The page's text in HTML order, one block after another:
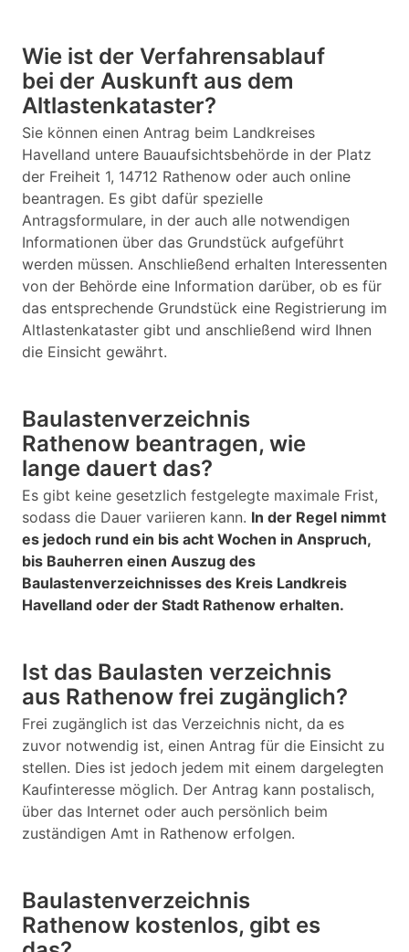
Wie ist der Verfahrensablauf
bei der Auskunft aus dem
Altlastenkataster?
Sie können einen Antrag beim Landkreises
Havelland untere Bauaufsichtsbehörde in der Platz
der Freiheit 1, 14712 Rathenow oder auch online
beantragen. Es gibt dafür spezielle
Antragsformulare, in der auch alle notwendigen
Informationen über das Grundstück aufgeführt
werden müssen. Anschließend erhalten Interessenten
von der Behörde eine Information darüber, ob es für
das entsprechende Grundstück eine Registrierung im
Altlastenkataster gibt und anschließend wird Ihnen
die Einsicht gewährt.
Baulastenverzeichnis
Rathenow beantragen, wie
lange dauert das?
Es gibt keine gesetzlich festgelegte maximale Frist,
sodass die Dauer variieren kann. In der Regel nimmt
es jedoch rund ein bis acht Wochen in Anspruch,
bis Bauherren einen Auszug des
Baulastenverzeichnisses des Kreis Landkreis
Havelland oder der Stadt Rathenow erhalten.
Ist das Baulasten verzeichnis
aus Rathenow frei zugänglich?
Frei zugänglich ist das Verzeichnis nicht, da es
zuvor notwendig ist, einen Antrag für die Einsicht zu
stellen. Dies ist jedoch jedem mit einem dargelegten
Kaufinteresse möglich. Der Antrag kann postalisch,
über das Internet oder auch persönlich beim
zuständigen Amt in Rathenow erfolgen.
Baulastenverzeichnis
Rathenow kostenlos, gibt es